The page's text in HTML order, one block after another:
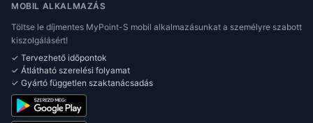
MOBIL ALKALMAZÁS
Töltse le díjmentes MyPoint-S mobil alkalmazásunkat a személyre szabott
kiszolgálásért!
✓ Tervezhető időpontok
✓ Átlátható szerelési folyamat
✓ Gyártó független szaktanácsadás